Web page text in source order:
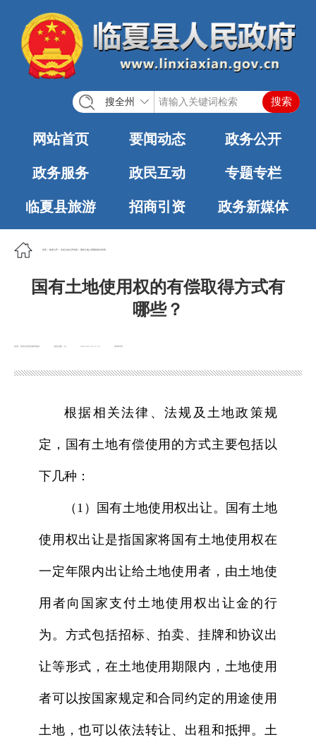
搜全州
网站首页 要闻动态 政务公开
政务服务 政民互动 专题专栏
临夏县旅游 招商引资 政务新媒体
首页 政务公开 法定主动公开内容 国有土地上房屋征收与补偿
国有土地使用权的有偿取得方式有
哪些？
来源：青岛自然资源和规划 浏览次数： 发布时间：
2024-01-26 11:23
根据相关法律、法规及土地政策规
定，国有土地有偿使用的方式主要包括以
下几种：
（1）国有土地使用权出让。国有土地
使用权出让是指国家将国有土地使用权在
一定年限内出让给土地使用者，由土地使
用者向国家支付土地使用权出让金的行
为。方式包括招标、拍卖、挂牌和协议出
让等形式，在土地使用期限内，土地使用
者可以按国家规定和合同约定的用途使用
土地，也可以依法转让、出租和抵押。土